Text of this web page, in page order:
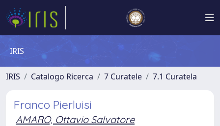
IRIS
IRIS Catalogo Ricerca 7 Curatele 7.1 Curatela
Franco Pierluisi
AMARO, Ottavio Salvatore